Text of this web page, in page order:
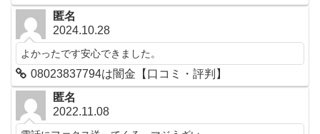
匿名
2024.10.28
よかったです安心できました。
08023837794は闇金【口コミ・評判】
匿名
2022.11.08